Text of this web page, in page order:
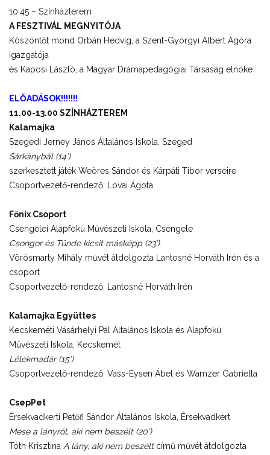
10.45 – Színházterem
A FESZTIVÁL MEGNYITÓJA
Köszöntőt mond Orbán Hedvig, a Szent-Györgyi Albert Agóra
igazgatója
és Kaposi László, a Magyar Drámapedagógiai Társaság elnöke
ELŐADÁSOK!!!!!!!
11.00-13.00 SZÍNHÁZTEREM
Kalamajka
Szegedi Jerney János Általános Iskola, Szeged
Sárkánybál (14’)
szerkesztett játék Weöres Sándor és Kárpáti Tibor verseire
Csoportvezető-rendező: Lovai Ágota
Főnix Csoport
Csengelei Alapfokú Művészeti Iskola, Csengele
Csongor és Tünde kicsit másképp (23’)
Vörösmarty Mihály művét átdolgozta Lantosné Horváth Irén és a
csoport
Csoportvezető-rendező: Lantosné Horváth Irén
Kalamajka Együttes
Kecskeméti Vásárhelyi Pál Általános Iskola és Alapfokú
Művészeti Iskola, Kecskemét
Lélekmadár (15’)
Csoportvezető-rendező: Vass-Eysen Ábel és Wamzer Gabriella
CsepPet
Érsekvadkerti Petőfi Sándor Általános Iskola, Érsekvadkert
Mese a lányról, aki nem beszélt (20’)
Tóth Krisztina A lány, aki nem beszéltcímű művét átdolgozta